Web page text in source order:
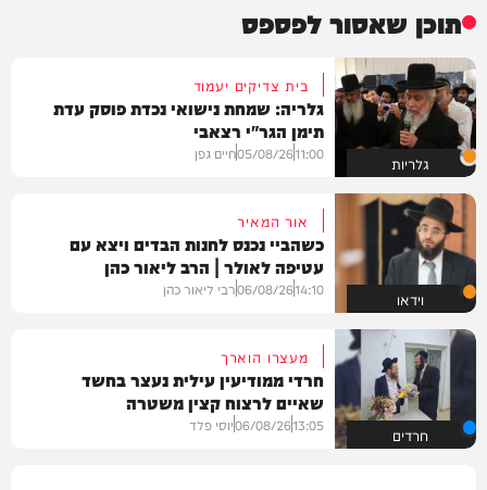
תוכן שאסור לפספס
גלריות
בית צדיקים יעמוד
גלריה: שמחת נישואי נכדת פוסק עדת
תימן הגר"י רצאבי
11:00
05/08/26חיים גפן
וידאו
אור המאיר
כשהביי נכנס לחנות הבדים ויצא עם
עטיפה לאולר | הרב ליאור כהן
14:10
06/08/26רבי ליאור כהן
חרדים
מעצרו הוארך
חרדי ממודיעין עילית נעצר בחשד
שאיים לרצוח קצין משטרה
13:05
06/08/26יוסי פלד